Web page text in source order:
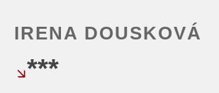
IRENA DOUSKOVÁ
***